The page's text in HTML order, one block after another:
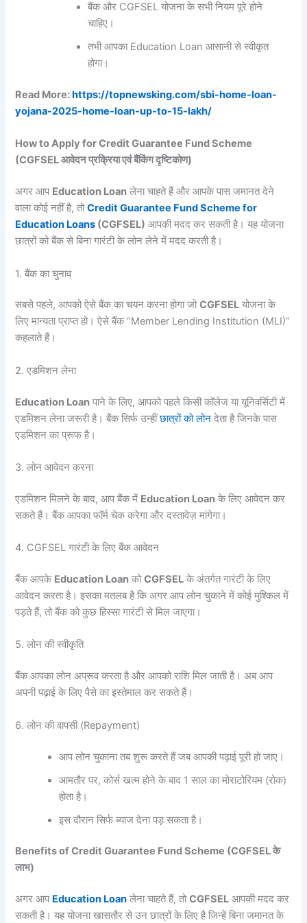
बैंक और CGFSEL योजना के सभी नियम पूरे होने
चाहिए।
तभी आपका Education Loan आसानी से स्वीकृत
होगा।
Read More:https://topnewsking.com/sbi-home-loan-
yojana-2025-home-loan-up-to-15-lakh/
How to Apply for Credit Guarantee Fund Scheme
(CGFSEL आवेदन प्रक्रिया एवं बैंकिंग दृष्टिकोण)
अगर आप Education Loan लेना चाहते हैं और आपके पास जमानत देने
वाला कोई नहीं है, तोCredit Guarantee Fund Scheme for
Education Loans (CGFSEL) आपकी मदद कर सकती है। यह योजना
छात्रों को बैंक से बिना गारंटी के लोन लेने में मदद करती है।
1. बैंक का चुनाव
सबसे पहले, आपको ऐसे बैंक का चयन करना होगा जोCGFSEL योजना के
लिए मान्यता प्राप्त हो। ऐसे बैंक “Member Lending Institution (MLI)”
कहलाते हैं।
2. एडमिशन लेना
Education Loan पाने के लिए, आपको पहले किसी कॉलेज या यूनिवर्सिटी में
एडमिशन लेना जरूरी है। बैंक सिर्फ उन्हींछात्रों को लोन देता है जिनके पास
एडमिशन का प्रूफ है।
3. लोन आवेदन करना
एडमिशन मिलने के बाद, आप बैंक में Education Loan के लिए आवेदन कर
सकते हैं। बैंक आपका फॉर्म चेक करेगा और दस्तावेज़ मांगेगा।
4. CGFSEL गारंटी के लिए बैंक आवेदन
बैंक आपके Education Loan कोCGFSEL के अंतर्गत गारंटी के लिए
आवेदन करता है। इसका मतलब है कि अगर आप लोन चुकाने में कोई मुश्किल में
पड़ते हैं, तो बैंक को कुछ हिस्सा गारंटी से मिल जाएगा।
5. लोन की स्वीकृति
बैंक आपका लोन अप्रूव करता है और आपको राशि मिल जाती है। अब आप
अपनी पढ़ाई के लिए पैसे का इस्तेमाल कर सकते हैं।
6. लोन की वापसी (Repayment)
आप लोन चुकाना तब शुरू करते हैं जब आपकी पढ़ाई पूरी हो जाए।
आमतौर पर, कोर्स खत्म होने के बाद 1 साल का मोराटोरियम (रोक)
होता है।
इस दौरान सिर्फ ब्याज देना पड़ सकता है।
Benefits of Credit Guarantee Fund Scheme (CGFSEL के
लाभ)
अगर आप Education Loan लेना चाहते हैं, तोCGFSEL आपकी मदद कर
सकती है। यह योजना खासतौर से उन छात्रों के लिए है जिन्हें बिना जमानत के